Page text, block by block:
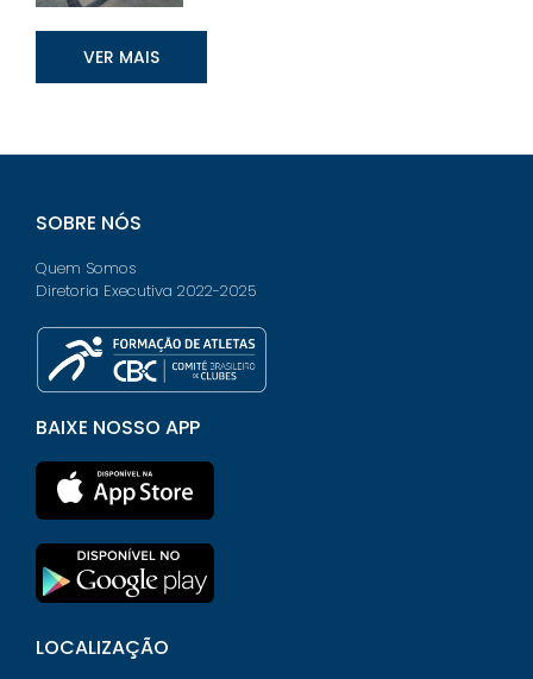
VER MAIS
SOBRE NÓS
Quem Somos
Diretoria Executiva 2022-2025
BAIXE NOSSO APP
LOCALIZAÇÃO